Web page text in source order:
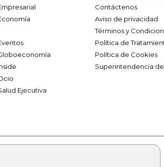
Ejecutiva
Contáctenos
Aviso de privacidad
Términos y
Política de
Política de Cookies
Superintendencia